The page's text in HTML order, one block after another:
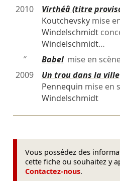
2010
Virthéâ (titre
Koutchevskymise
Windelschmidt
Windelschmidt…
″
Babelmise en
2009
Un trou dans la ville
Pennequin mise en
Windelschmidt
Vous possédez des
cette fiche ou souhaitez y
Contactez-nous.